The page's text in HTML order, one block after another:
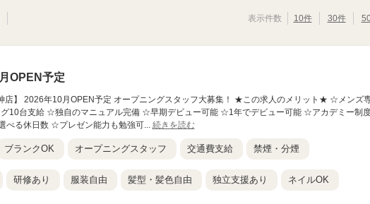
表示件数 10件 30件
OPEN予定
店】 2026年10月OPEN予定 オープニングスタッフ大募集！ ★この求人のメリット★ ☆メンズ
10台支給 ☆独自のマニュアル完備 ☆早期デビュー可能 ☆1年でデビュー可能 ☆アカデミー制
べる休日数 ☆プレゼン能力も勉強可... 続きを読む
ブランクOK オープニングスタッフ 交通費支給 禁煙・分煙
研修あり 服装自由 髪型・髪色自由 独立支援あり ネイルOK